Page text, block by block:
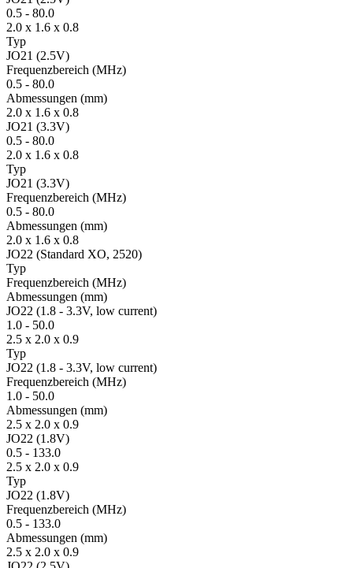
0.5 - 80.0
2.0 x 1.6 x 0.8
Typ
JO21 (2.5V)
Fre­quenz­bereich (MHz)
0.5 - 80.0
Ab­mes­sungen (mm)
2.0 x 1.6 x 0.8
JO21 (3.3V)
0.5 - 80.0
2.0 x 1.6 x 0.8
Typ
JO21 (3.3V)
Fre­quenz­bereich (MHz)
0.5 - 80.0
Ab­mes­sungen (mm)
2.0 x 1.6 x 0.8
JO22 (Standard XO, 2520)
Typ
Fre­quenz­bereich (MHz)
Ab­mes­sungen (mm)
JO22 (1.8 - 3.3V, low current)
1.0 - 50.0
2.5 x 2.0 x 0.9
Typ
JO22 (1.8 - 3.3V, low current)
Fre­quenz­bereich (MHz)
1.0 - 50.0
Ab­mes­sungen (mm)
2.5 x 2.0 x 0.9
JO22 (1.8V)
0.5 - 133.0
2.5 x 2.0 x 0.9
Typ
JO22 (1.8V)
Fre­quenz­bereich (MHz)
0.5 - 133.0
Ab­mes­sungen (mm)
2.5 x 2.0 x 0.9